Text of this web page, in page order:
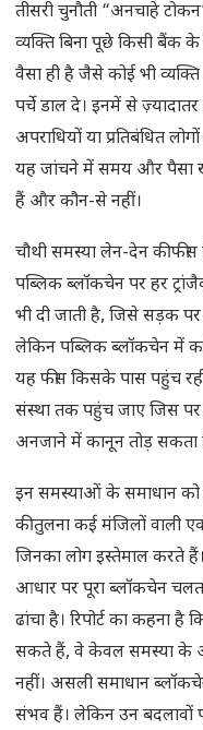
तीसरी चुनौती “अनचाहे
व्यक्ति बिना पूछे किसी बैंक
वैसा ही है जैसे कोई भी
पर्चे डाल दे। इनमें से
अपराधियों या प्रतिबंधित
यह जांचने में समय और पैसा
हैं और कौन-से नहीं।
चौथी समस्या लेन-देन की
पब्लिक ब्लॉकचेन पर हर
भी दी जाती है, जिसे सड़क
लेकिन पब्लिक ब्लॉकचेन में
यह फीस किसके पास पहुंच
संस्था तक पहुंच जाए जिस पर
अनजाने में कानून तोड़ सकता
इन समस्याओं के समाधान को
की तुलना कई मंजिलों वाली
जिनका लोग इस्तेमाल करते
आधार पर पूरा ब्लॉकचेन
ढांचा है। रिपोर्ट का कहना
सकते हैं, वे केवल समस्या के
नहीं। असली समाधान
संभव हैं। लेकिन उन बदलावों